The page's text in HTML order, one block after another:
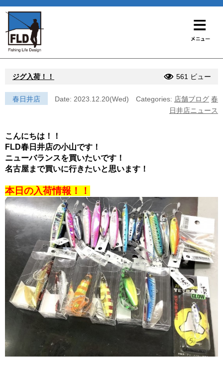
ジグ入荷！！ 561 ビュー
春日井店 Date: 2023.12.20(Wed) Categories: 店舗ブログ 春
日井店ニュース
こんにちは！！
FLD春日井店の小山です！
ニューバランスを買いたいです！
名古屋まで買いに行きたいと思います！
本日の入荷情報！！